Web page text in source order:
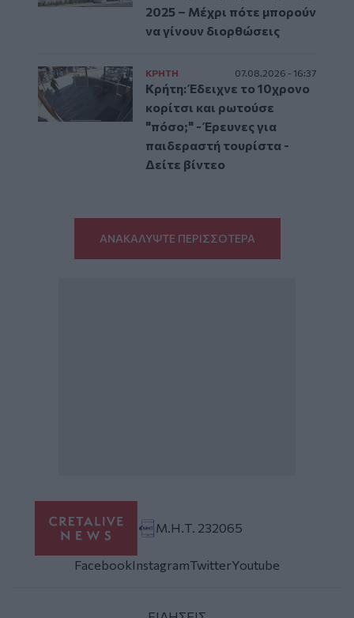
2025 – Μέχρι πότε μπορούν
να γίνουν διορθώσεις
ΚΡΗΤΗ 07.08.2026 - 16:37
Κρήτη: Έδειχνε το 10χρονο
κορίτσι και ρωτούσε
"πόσο;" - Έρευνες για
παιδεραστή τουρίστα -
Δείτε βίντεο
ΑΝΑΚΑΛΥΨΤΕ ΠΕΡΙΣΣΟΤΕΡΑ
Μ.Η.Τ. 232065
FacebookInstagramTwitterYoutube